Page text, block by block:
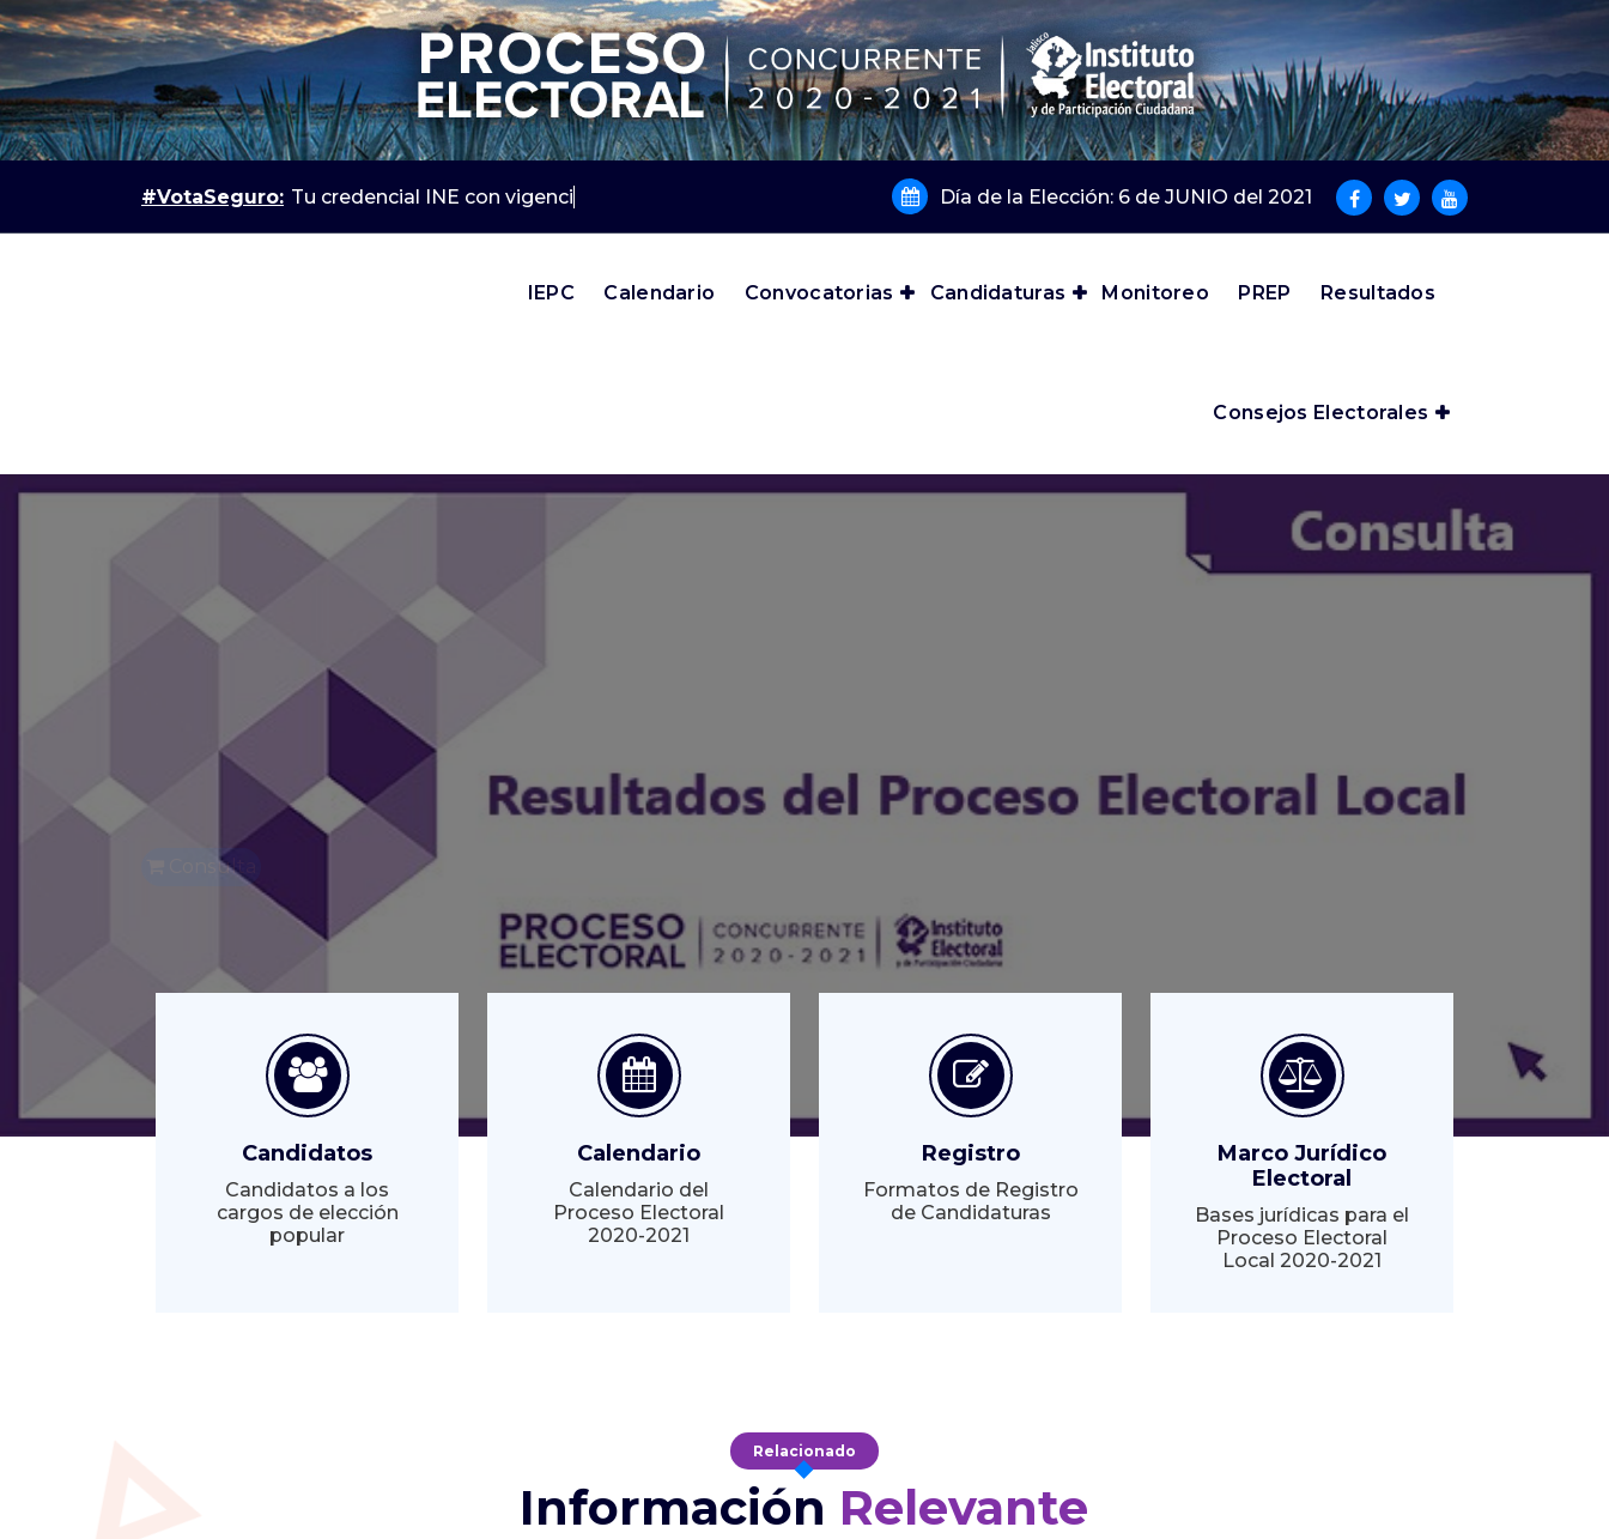
#VotaSeguro: Tu credencial INE con vigencia 2019 y Día de la Elección: 6 de JUNIO del 2021
IEPC Calendario Convocatorias Candidaturas Monitoreo PREP Resultados
Consejos Electorales
Resultados Proceso Electoral
2020-2021
Ya puedes consultar los resultados ACTUALIZADOS
Consulta
Candidatos
Candidatos a los
cargos de elección
popular
Calendario
Calendario del
Proceso Electoral
2020-2021
Registro
Formatos de Registro
de Candidaturas
Marco Jurídico
Electoral
Bases jurídicas para el
Proceso Electoral
Local 2020-2021
Relacionado
Información Relevante